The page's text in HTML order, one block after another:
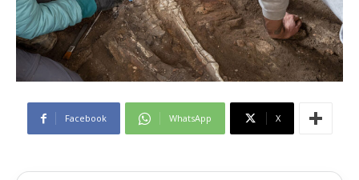
Facebook WhatsApp X